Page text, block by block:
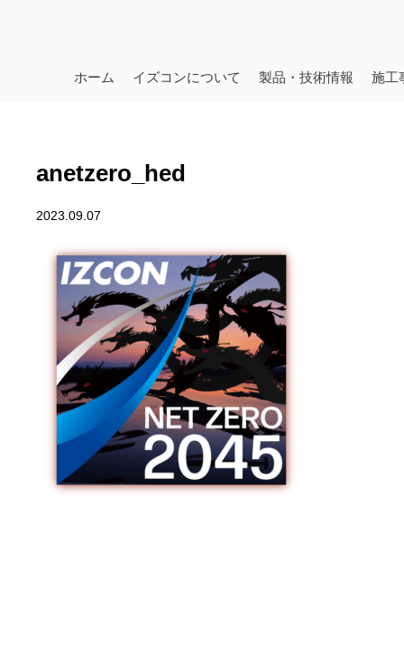
ホーム イズコンについて 製品・技術情報 施工
anetzero_hed
2023.09.07